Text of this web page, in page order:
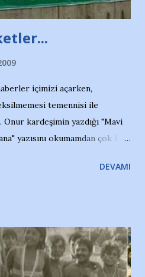
içimizi açarken,
temennisi ile
kardeşimin yazdığı "Mavi
yazısını okumamdan çok kısa
İstanbul takımlarının
görmek istemediklerini bir
bildiriyordu.. Bu grup
muhterem(!) ''Açık ve net olarak
DEVAMI